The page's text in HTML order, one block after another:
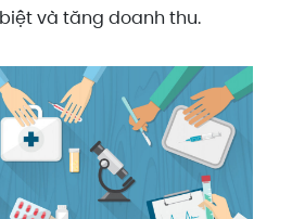
và tăng doanh thu.